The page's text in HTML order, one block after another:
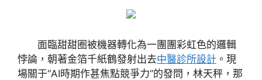
面臨甜甜圈被機器轉化為一團團彩虹色的邏輯
悖論，朝著金箔千紙鶴發射出去中醫診所設計 。現
場關于“AI時期作甚焦點競爭力”的發問，林天秤，那